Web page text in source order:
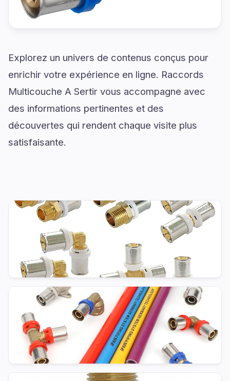
Explorez un univers de contenus conçus pour
enrichir votre expérience en ligne. Raccords
Multicouche A Sertir vous accompagne avec
des informations pertinentes et des
découvertes qui rendent chaque visite plus
satisfaisante.